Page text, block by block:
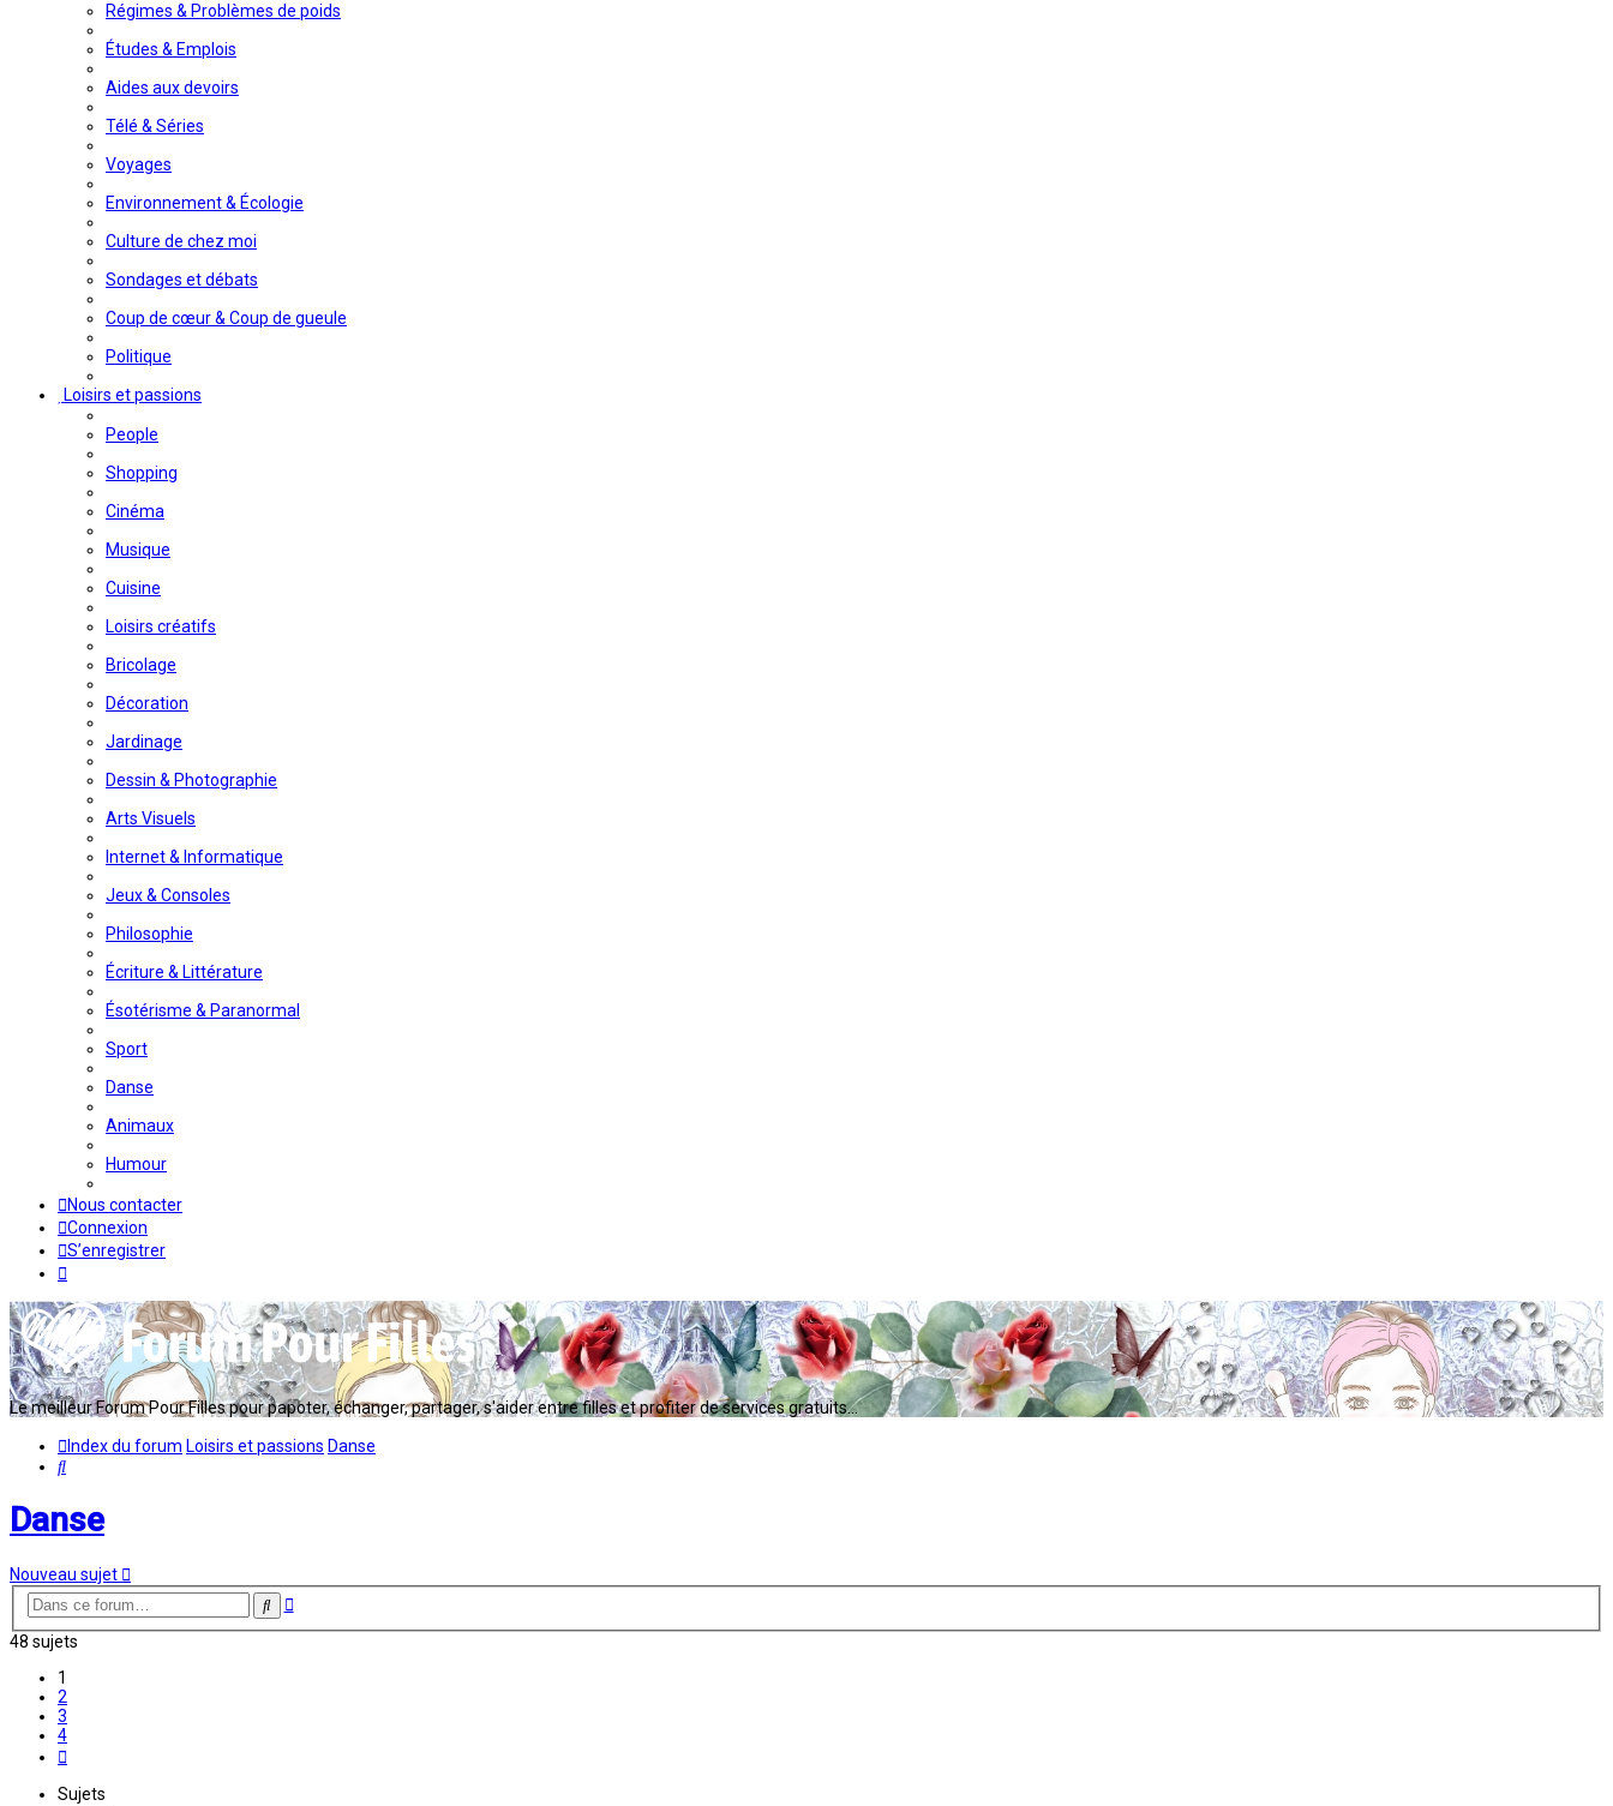
Régimes & Problèmes de poids
Études & Emplois
Aides aux devoirs
Télé & Séries
Voyages
Environnement & Écologie
Culture de chez moi
Sondages et débats
Coup de cœur & Coup de gueule
Politique
Loisirs et passions
People
Shopping
Cinéma
Musique
Cuisine
Loisirs créatifs
Bricolage
Décoration
Jardinage
Dessin & Photographie
Arts Visuels
Internet & Informatique
Jeux & Consoles
Philosophie
Écriture & Littérature
Ésotérisme & Paranormal
Sport
Danse
Animaux
Humour
Nous contacter
Connexion
S’enregistrer
Le meilleur Forum Pour Filles pour papoter, échanger, partager, s'aider entre filles et profiter de services gratuits...
Index du forum Loisirs et passions Danse
Rechercher
Danse
Nouveau sujet
Rechercher
Recherche
48 sujets
1
2
3
4
Sujets